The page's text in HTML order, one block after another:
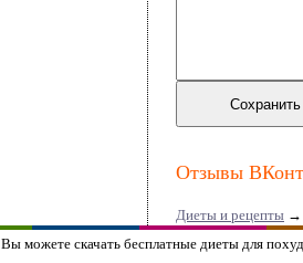
Отзывы
Диеты и рецепты →
Вы можете скачать бесплатные диеты для